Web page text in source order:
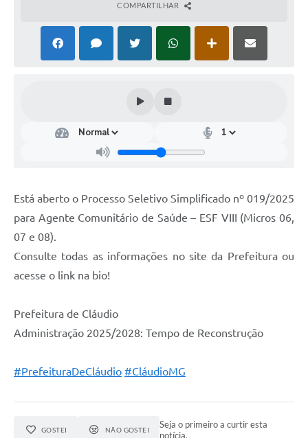
COMPARTILHAR
Está aberto o Processo Seletivo Simplificado nº 019/2025
para Agente Comunitário de Saúde – ESF VIII (Micros 06,
07 e 08).
Consulte todas as informações no site da Prefeitura ou
acesse o link na bio!
Prefeitura de Cláudio
Administração 2025/2028: Tempo de Reconstrução
#PrefeituraDeCláudio #CláudioMG
GOSTEI NÃO GOSTEI
Seja o primeiro a curtir esta
notícia.